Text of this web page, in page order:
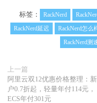
标签： RackNerd
RackNerd延迟
RackNerd怎么
RackNerd测
上一篇
阿里云双12优惠价格整理：
户0.7折起，轻量年付114元，
ECS年付301元